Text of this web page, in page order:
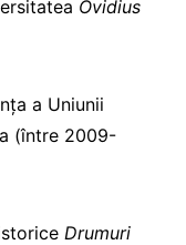
Ovidius
a Uniunii
(între 2009-
Drumuri